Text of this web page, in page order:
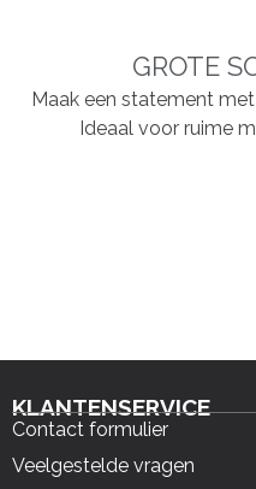
GROTE
Maak een statement
Ideaal voor ruime
KLANTENSERVICE
Contact formulier
Veelgestelde vragen